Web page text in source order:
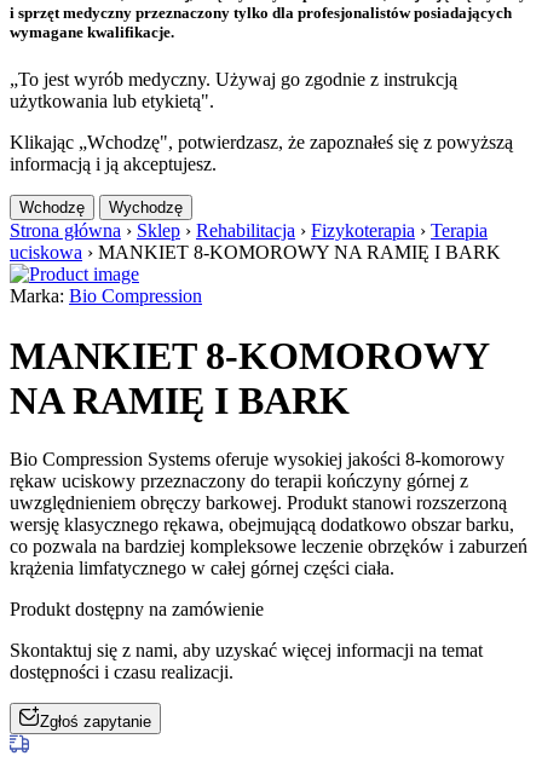
i sprzęt medyczny przeznaczony tylko dla profesjonalistów posiadających
wymagane kwalifikacje.
„To jest wyrób medyczny. Używaj go zgodnie z instrukcją
użytkowania lub etykietą".
Klikając „Wchodzę", potwierdzasz, że zapoznałeś się z powyższą
informacją i ją akceptujesz.
Wchodzę Wychodzę
Strona główna › Sklep › Rehabilitacja › Fizykoterapia › Terapia
uciskowa › MANKIET 8-KOMOROWY NA RAMIĘ I BARK
Marka: Bio Compression
MANKIET 8-KOMOROWY
NA RAMIĘ I BARK
Bio Compression Systems oferuje wysokiej jakości 8-komorowy
rękaw uciskowy przeznaczony do terapii kończyny górnej z
uwzględnieniem obręczy barkowej. Produkt stanowi rozszerzoną
wersję klasycznego rękawa, obejmującą dodatkowo obszar barku,
co pozwala na bardziej kompleksowe leczenie obrzęków i zaburzeń
krążenia limfatycznego w całej górnej części ciała.
Produkt dostępny na zamówienie
Skontaktuj się z nami, aby uzyskać więcej informacji na temat
dostępności i czasu realizacji.
Zgłoś zapytanie